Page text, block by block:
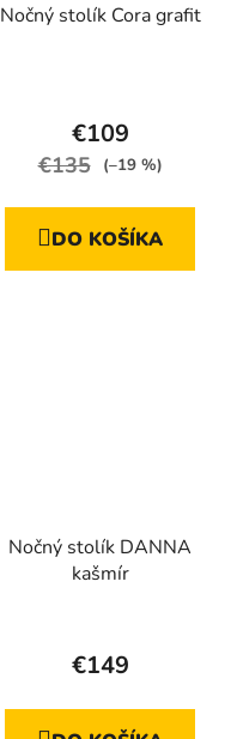
Nočný stolík Cora grafit
hodnotenie
produktu
z
€109
€135 (–19 %)
DO KOŠÍKA
Nočný stolík DANNA
kašmír
hodnotenie
je
€149